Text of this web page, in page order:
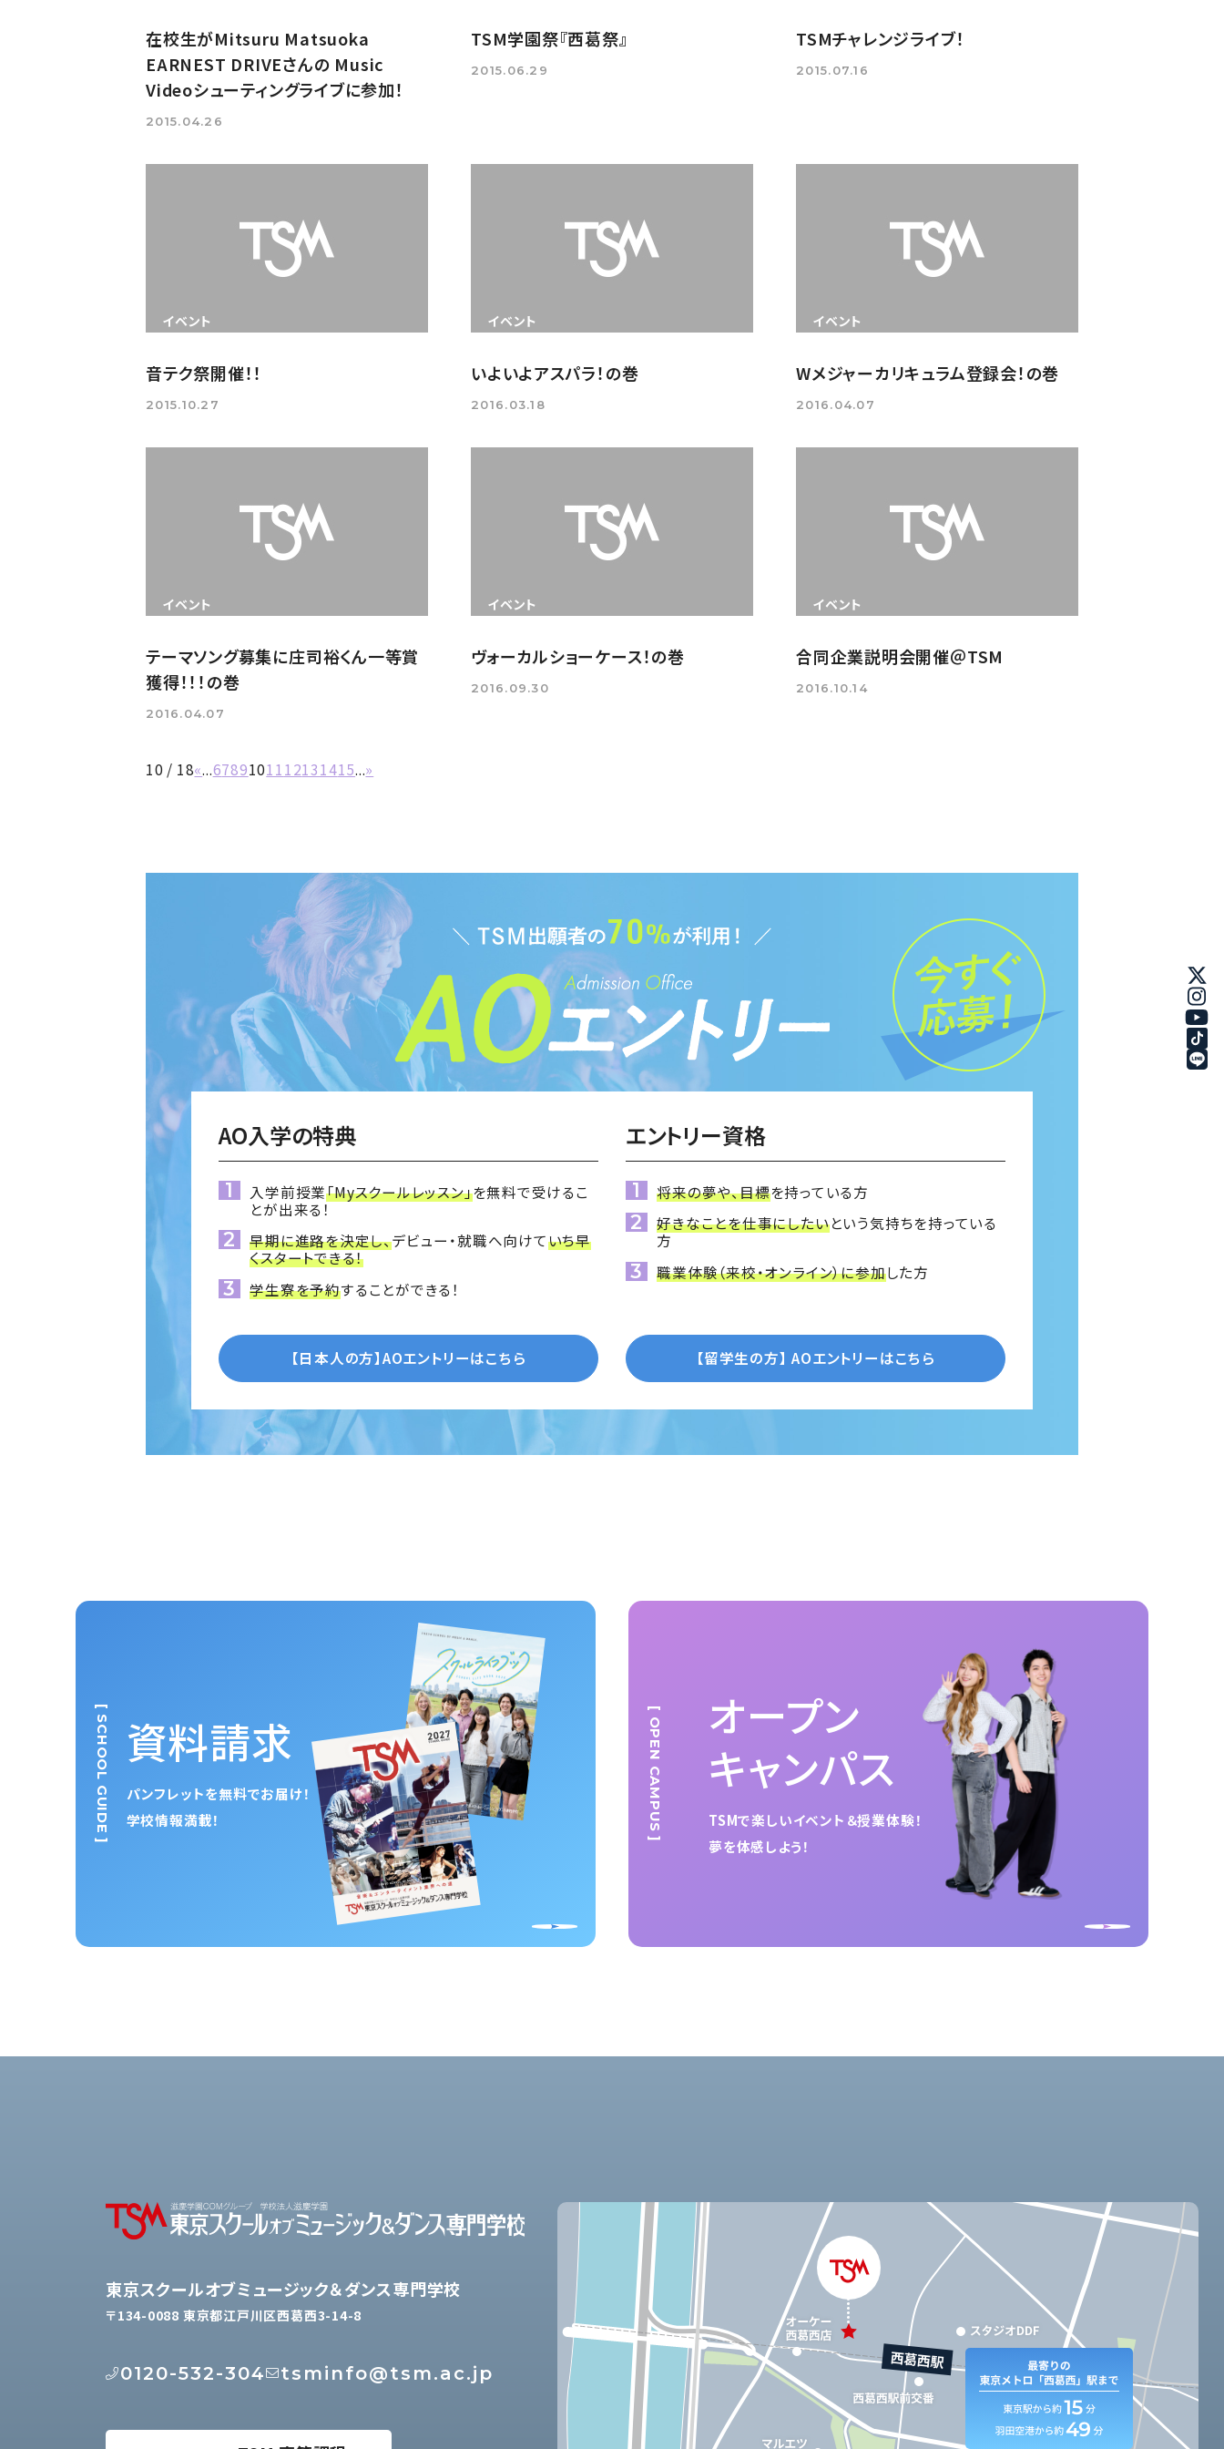
在校生がMitsuru Matsuoka
EARNEST DRIVEさんの Music
Videoシューティングライブに参加！
2015.04.26
TSM学園祭『西葛祭』
2015.06.29
TSMチャレンジライブ！
2015.07.16
イベント
音テク祭開催！！
2015.10.27
イベント
いよいよアスパラ！の巻
2016.03.18
イベント
Wメジャーカリキュラム登録会！の巻
2016.04.07
イベント
テーマソング募集に庄司裕くん一等賞
獲得！！！の巻
2016.04.07
イベント
ヴォーカルショーケース！の巻
2016.09.30
イベント
合同企業説明会開催＠TSM
2016.10.14
10 / 18«...6789101112131415...»
AO入学の特典
入学前授業「Myスクールレッスン」を無料で受けるこ
とが出来る！
早期に進路を決定し、デビュー・就職へ向けていち早
くスタートできる！
学生寮を予約することができる！
【日本人の方】AOエントリーはこちら
エントリー資格
将来の夢や、目標を持っている方
好きなことを仕事にしたいという気持ちを持っている
方
職業体験（来校・オンライン）に参加した方
【留学生の方】AOエントリーはこちら
資料請求
パンフレットを無料でお届け！
学校情報満載！
[ SCHOOL GUIDE ]
オープン
キャンパス
TSMで楽しいイベント＆授業体験！
夢を体感しよう！
[ OPEN CAMPUS ]
東京スクールオブミュージック＆ダンス専門学校
〒134-0088 東京都江戸川区西葛西3-14-8
0120-532-304 tsminfo@tsm.ac.jp